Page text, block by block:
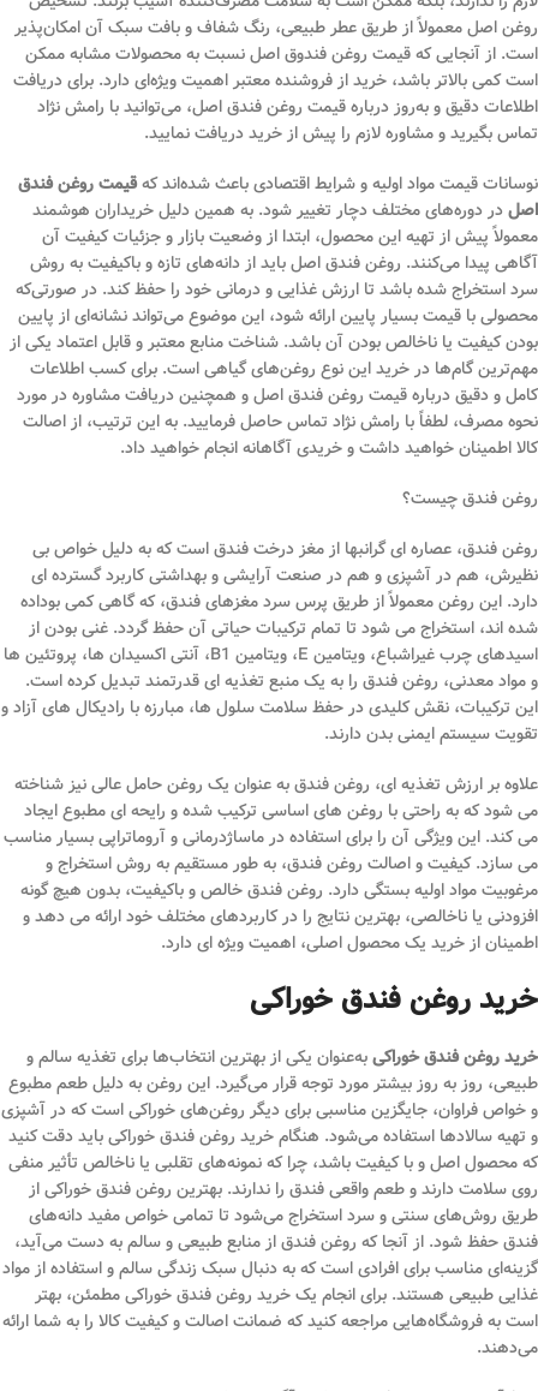
روغن اصل معمولاً از طریق عطر طبیعی، رنگ شفاف و بافت سبک آن امکان‌پذیر
است. از آنجایی که قیمت روغن فندوق اصل نسبت به محصولات مشابه ممکن
است کمی بالاتر باشد، خرید از فروشنده معتبر اهمیت ویژه‌ای دارد. برای دریافت
اطلاعات دقیق و به‌روز درباره قیمت روغن فندق اصل، می‌توانید با رامش نژاد
تماس بگیرید و مشاوره لازم را پیش از خرید دریافت نمایید.
نوسانات قیمت مواد اولیه و شرایط اقتصادی باعث شده‌اند کهقیمت روغن فندق
اصلدر دوره‌های مختلف دچار تغییر شود. به همین دلیل خریداران هوشمند
معمولاً پیش از تهیه این محصول، ابتدا از وضعیت بازار و جزئیات کیفیت آن
آگاهی پیدا می‌کنند. روغن فندق اصل باید از دانه‌های تازه و باکیفیت به روش
سرد استخراج شده باشد تا ارزش غذایی و درمانی خود را حفظ کند. در صورتی‌که
محصولی با قیمت بسیار پایین ارائه شود، این موضوع می‌تواند نشانه‌ای از پایین
بودن کیفیت یا ناخالص بودن آن باشد. شناخت منابع معتبر و قابل اعتماد یکی از
مهم‌ترین گام‌ها در خرید این نوع روغن‌های گیاهی است. برای کسب اطلاعات
کامل و دقیق درباره قیمت روغن فندق اصل و همچنین دریافت مشاوره در مورد
نحوه مصرف، لطفاً با رامش نژاد تماس حاصل فرمایید. به این ترتیب، از اصالت
کالا اطمینان خواهید داشت و خریدی آگاهانه انجام خواهید داد.
روغن فندق چیست؟
روغن فندق، عصاره ای گرانبها از مغز درخت فندق است که به دلیل خواص بی
نظیرش، هم در آشپزی و هم در صنعت آرایشی و بهداشتی کاربرد گسترده ای
دارد. این روغن معمولاً از طریق پرس سرد مغزهای فندق، که گاهی کمی بوداده
شده اند، استخراج می شود تا تمام ترکیبات حیاتی آن حفظ گردد. غنی بودن از
اسیدهای چرب غیراشباع، ویتامین E، ویتامین B1، آنتی اکسیدان ها، پروتئین ها
و مواد معدنی، روغن فندق را به یک منبع تغذیه ای قدرتمند تبدیل کرده است.
این ترکیبات، نقش کلیدی در حفظ سلامت سلول ها، مبارزه با رادیکال های آزاد و
تقویت سیستم ایمنی بدن دارند.
علاوه بر ارزش تغذیه ای، روغن فندق به عنوان یک روغن حامل عالی نیز شناخته
می شود که به راحتی با روغن های اساسی ترکیب شده و رایحه ای مطبوع ایجاد
می کند. این ویژگی آن را برای استفاده در ماساژدرمانی و آروماتراپی بسیار مناسب
می سازد. کیفیت و اصالت روغن فندق، به طور مستقیم به روش استخراج و
مرغوبیت مواد اولیه بستگی دارد. روغن فندق خالص و باکیفیت، بدون هیچ گونه
افزودنی یا ناخالصی، بهترین نتایج را در کاربردهای مختلف خود ارائه می دهد و
اطمینان از خرید یک محصول اصلی، اهمیت ویژه ای دارد.
خرید روغن فندق خوراکی
خرید روغن فندق خوراکیبه‌عنوان یکی از بهترین انتخاب‌ها برای تغذیه سالم و
طبیعی، روز به روز بیشتر مورد توجه قرار می‌گیرد. این روغن به دلیل طعم مطبوع
و خواص فراوان، جایگزین مناسبی برای دیگر روغن‌های خوراکی است که در آشپزی
و تهیه سالادها استفاده می‌شود. هنگام خرید روغن فندق خوراکی باید دقت کنید
که محصول اصل و با کیفیت باشد، چرا که نمونه‌های تقلبی یا ناخالص تأثیر منفی
روی سلامت دارند و طعم واقعی فندق را ندارند. بهترین روغن فندق خوراکی از
طریق روش‌های سنتی و سرد استخراج می‌شود تا تمامی خواص مفید دانه‌های
فندق حفظ شود. از آنجا که روغن فندق از منابع طبیعی و سالم به دست می‌آید،
گزینه‌ای مناسب برای افرادی است که به دنبال سبک زندگی سالم و استفاده از مواد
غذایی طبیعی هستند. برای انجام یک خرید روغن فندق خوراکی مطمئن، بهتر
است به فروشگاه‌هایی مراجعه کنید که ضمانت اصالت و کیفیت کالا را به شما ارائه
می‌دهند.